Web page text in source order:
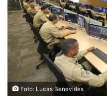
Foto: Lucas Benevides